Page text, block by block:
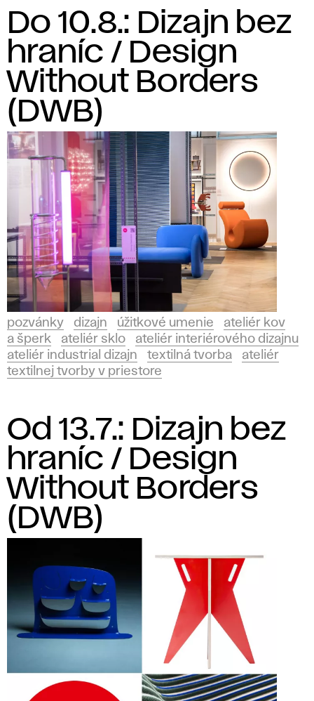
Do 10.8.: Dizajn bez
hraníc / Design
Without Borders
(DWB)
pozvánky dizajn úžitkové umenie
ateliér kov
a šperk
ateliér sklo
ateliér interiérového dizajnu
ateliér industrial dizajn
textilná tvorba
ateliér
textilnej tvorby v priestore
Od 13.7.: Dizajn bez
hraníc / Design
Without Borders
(DWB)